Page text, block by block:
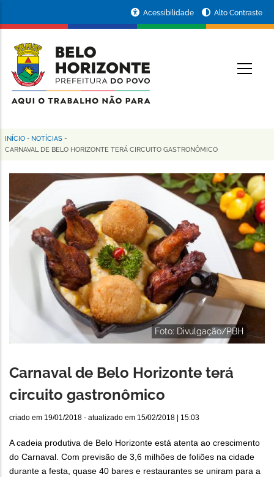
conteúdo
principal
da
Prefeitura
de
Horizonte
Acessibilidade Alto Contraste
Trilha
navegação
INÍCIO - NOTÍCIAS -
CARNAVAL DE BELO HORIZONTE TERÁ CIRCUITO GASTRONÔMICO
Foto: Divulgação/PBH
Carnaval de Belo Horizonte terá
circuito gastronômico
criado em 19/01/2018 - atualizado em 15/02/2018 | 15:03
A cadeia produtiva de Belo Horizonte está atenta ao crescimento
do Carnaval. Com previsão de 3,6 milhões de foliões na cidade
durante a festa, quase 40 bares e restaurantes se uniram para a